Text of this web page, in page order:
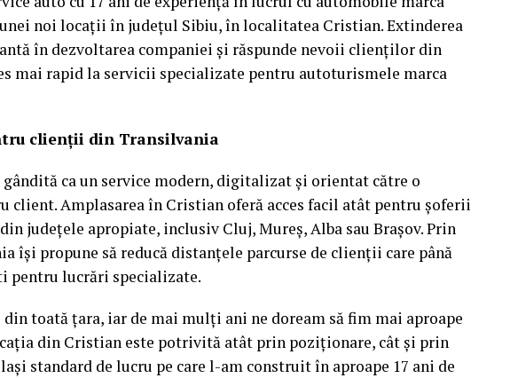
unei noi locații în județul Sibiu, în localitatea Cristian. Extinderea
în dezvoltarea companiei și răspunde nevoii clienților din
mai rapid la servicii specializate pentru autoturismele marca
clienții din Transilvania
ca un service modern, digitalizat și orientat către o
client. Amplasarea în Cristian oferă acces facil atât pentru șoferii
județele apropiate, inclusiv Cluj, Mureș, Alba sau Brașov. Prin
își propune să reducă distanțele parcurse de clienții care până
pentru lucrări specializate.
toată țara, iar de mai mulți ani ne doream să fim mai aproape
din Cristian este potrivită atât prin poziționare, cât și prin
standard de lucru pe care l-am construit în aproape 17 ani de